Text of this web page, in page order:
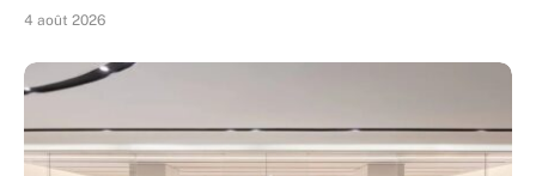
4 août 2026